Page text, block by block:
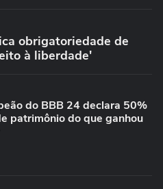
obrigatoriedade de
à liberdade'
do BBB 24 declara 50%
patrimônio do que ganhou